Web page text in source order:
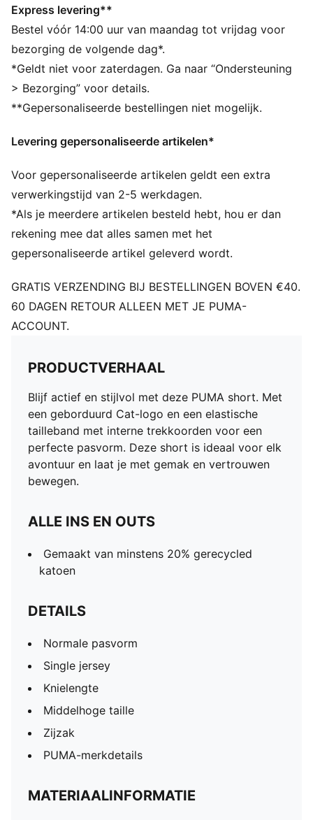
Single jersey
Knielengte
Middelhoge taille
PUMA-merkdetails
Express levering**
Bestel vóór 14:00 uur van maandag tot vrijdag voor
bezorging de volgende dag*.
*Geldt niet voor zaterdagen. Ga naar “Ondersteuning
> Bezorging” voor details.
**Gepersonaliseerde bestellingen niet mogelijk.
Levering gepersonaliseerde artikelen*
Voor gepersonaliseerde artikelen geldt een extra
verwerkingstijd van 2-5 werkdagen.
*Als je meerdere artikelen besteld hebt, hou er dan
rekening mee dat alles samen met het
gepersonaliseerde artikel geleverd wordt.
GRATIS VERZENDING BIJ BESTELLINGEN BOVEN €40.
60 DAGEN RETOUR ALLEEN MET JE PUMA-
ACCOUNT.
PRODUCTVERHAAL
Blijf actief en stijlvol met deze PUMA short. Met
een geborduurd Cat-logo en een elastische
tailleband met interne trekkoorden voor een
perfecte pasvorm. Deze short is ideaal voor elk
avontuur en laat je met gemak en vertrouwen
bewegen.
ALLE INS EN OUTS
Gemaakt van minstens 20% gerecycled
katoen
DETAILS
Normale pasvorm
Single jersey
Knielengte
Middelhoge taille
Zijzak
PUMA-merkdetails
MATERIAALINFORMATIE